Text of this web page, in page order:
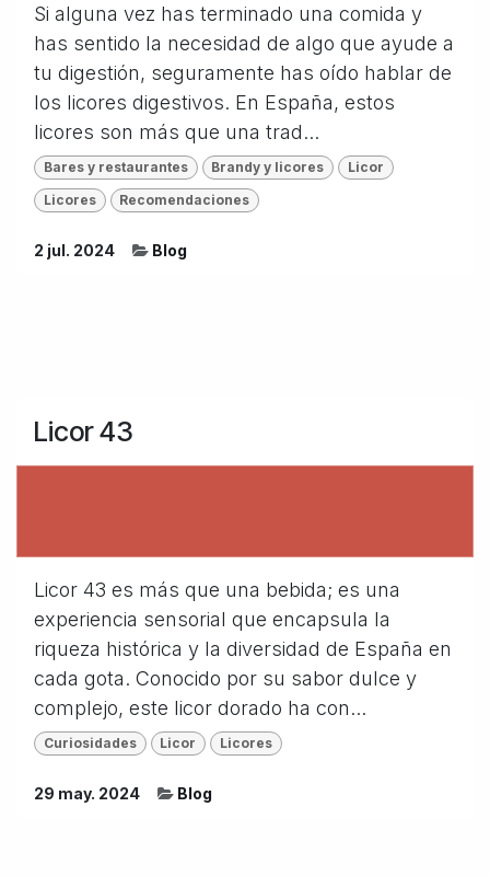
Si alguna vez has terminado una comida y
has sentido la necesidad de algo que ayude a
tu digestión, seguramente has oído hablar de
los licores digestivos. En España, estos
licores son más que una trad...
Bares y restaurantes Brandy y licores Licor
Licores Recomendaciones
2 jul. 2024 Blog
Licor 43
Licor 43 es más que una bebida; es una
experiencia sensorial que encapsula la
riqueza histórica y la diversidad de España en
cada gota. Conocido por su sabor dulce y
complejo, este licor dorado ha con...
Curiosidades Licor Licores
29 may. 2024 Blog